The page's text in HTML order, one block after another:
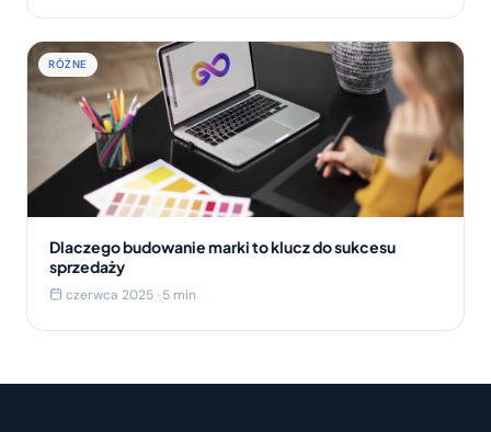
RÓŻNE
Dlaczego budowanie marki to klucz do sukcesu
sprzedaży
czerwca 2025 · 5 min